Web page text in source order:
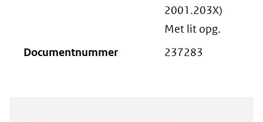
2001.203X)
Met lit opg.
Documentnummer
237283